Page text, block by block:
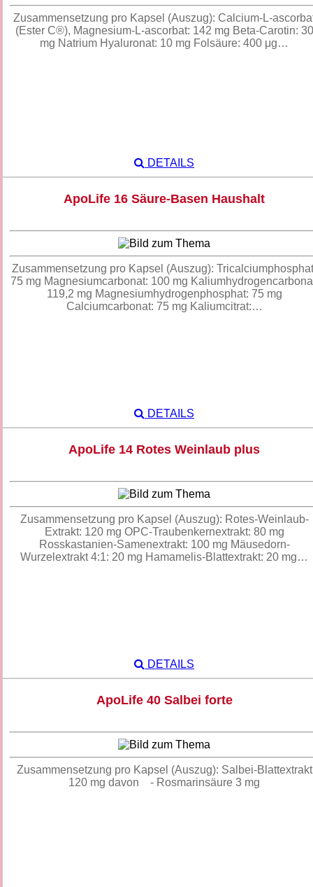
Zusammensetzung pro Kapsel (Auszug): Calcium-L-
(Ester C®), Magnesium-L-ascorbat: 142 mg Beta-Carotin: 30
mg Natrium Hyaluronat: 10 mg Folsäure: 400 μg…
DETAILS
ApoLife 16 Säure-Basen Haushalt
Zusammensetzung pro Kapsel (Auszug):
75 mg Magnesiumcarbonat: 100 mg
119,2 mg Magnesiumhydrogenphosphat: 75 mg
Calciumcarbonat: 75 mg Kaliumcitrat:…
DETAILS
ApoLife 14 Rotes Weinlaub plus
Zusammensetzung pro Kapsel (Auszug): Rotes-Weinlaub-
Extrakt: 120 mg OPC-Traubenkernextrakt: 80 mg
Rosskastanien-Samenextrakt: 100 mg Mäusedorn-
Wurzelextrakt 4:1: 20 mg Hamamelis-Blattextrakt: 20 mg…
DETAILS
ApoLife 40 Salbei forte
Zusammensetzung pro Kapsel (Auszug): Salbei-Blattextrakt
120 mg davon - Rosmarinsäure 3 mg